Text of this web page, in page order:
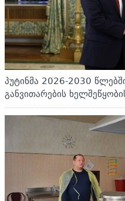
პუტინმა 2026-2030
განვითარების